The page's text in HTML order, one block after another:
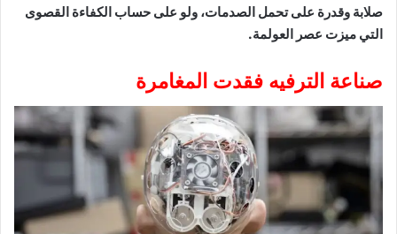
صلابة وقدرة على تحمل الصدمات، ولو على حساب الكفاءة القصوى
التي ميزت عصر العولمة.
صناعة الترفيه فقدت المغامرة